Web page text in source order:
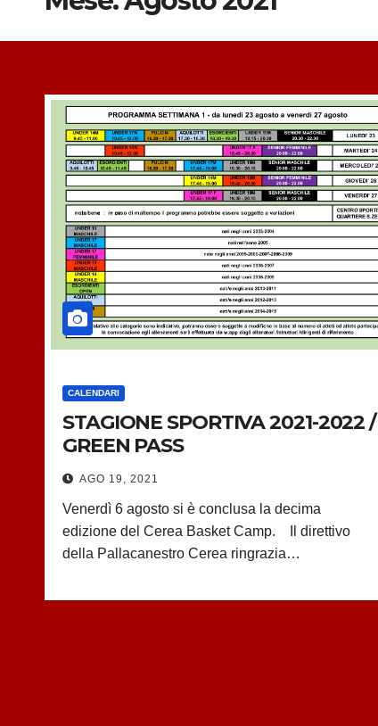
CALENDARI
STAGIONE SPORTIVA 2021-2022 /
GREEN PASS
AGO 19, 2021
Venerdì 6 agosto si è conclusa la decima
edizione del Cerea Basket Camp. Il direttivo
della Pallacanestro Cerea ringrazia…